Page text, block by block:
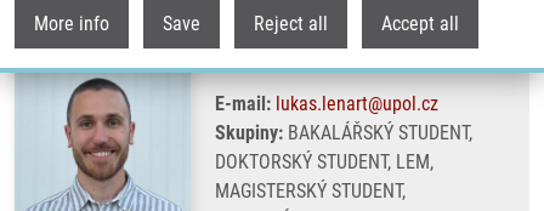
More info Save Reject all Accept all
E-mail: lukas.lenart@upol.cz
Skupiny: BAKALÁŘSKÝ STUDENT,
DOKTORSKÝ STUDENT, LEM,
MAGISTERSKÝ STUDENT,